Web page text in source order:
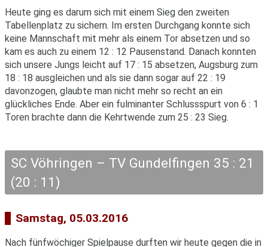
Heute ging es darum sich mit einem Sieg den zweiten
Tabellenplatz zu sichern. Im ersten Durchgang konnte sich
keine Mannschaft mit mehr als einem Tor absetzen und so
kam es auch zu einem 12 : 12 Pausenstand. Danach konnten
sich unsere Jungs leicht auf 17 : 15 absetzen, Augsburg zum
18 : 18 ausgleichen und als sie dann sogar auf 22 : 19
davonzogen, glaubte man nicht mehr so recht an ein
glückliches Ende. Aber ein fulminanter Schlussspurt von 6 : 1
Toren brachte dann die Kehrtwende zum 25 : 23 Sieg.
SC Vöhringen – TV Gundelfingen 35 : 21
(20 : 11)
Samstag, 05.03.2016
Nach fünfwöchiger Spielpause durften wir heute gegen die in